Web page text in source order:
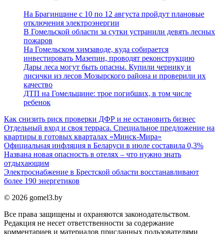
На Брагинщине с 10 по 12 августа пройдут плановые
отключения электроэнергии
В Гомельской области за сутки устранили девять лесных
пожаров
На Гомельском химзаводе, куда собирается
инвестировать Мазепин, проводят реконструкцию
Дары леса могут быть опасны. Купили чернику и
лисички из лесов Мозырского района и проверили их
качество
ДТП на Гомельщине: трое погибших, в том числе
ребенок
Как снизить риск проверки ДФР и не остановить бизнес
Отдельный вход и своя терраса. Специальное предложение на
квартиры в готовых кварталах «Минск-Мира»
Официальная инфляция в Беларуси в июле составила 0,3%
Названа новая опасность в отелях – что нужно знать
отдыхающим
Электроснабжение в Брестской области восстанавливают
более 190 энергетиков
© 2026 gomel3.by
Все права защищены и охраняются законодательством.
Редакция не несет ответственности за содержание
комментариев и материалов присланных пользователями